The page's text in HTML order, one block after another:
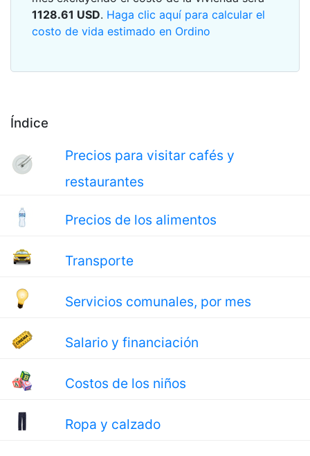
Índice
Precios para visitar cafés y
restaurantes
Precios de los alimentos
Transporte
Servicios comunales, por mes
Salario y financiación
Costos de los niños
Ropa y calzado
1128.61 USD. Haga clic aquí para calcular el
costo de vida estimado en Ordino